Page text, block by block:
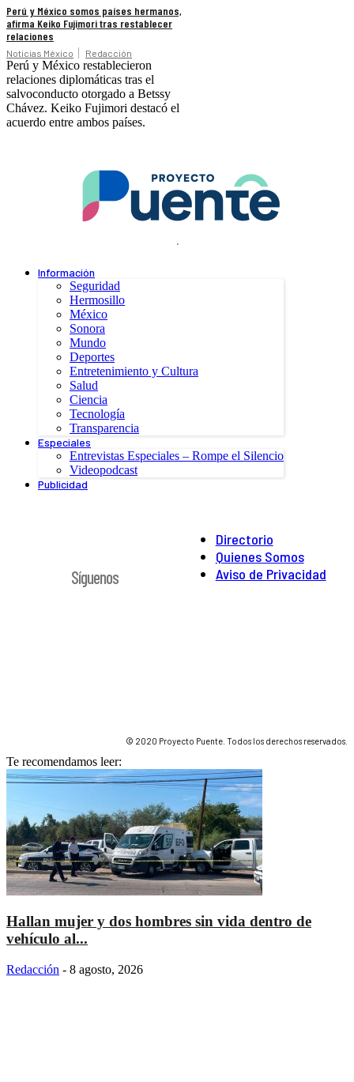
Perú y México somos países hermanos,
afirma Keiko Fujimori tras restablecer
relaciones
Noticias México Redacción
Perú y México restablecieron
relaciones diplomáticas tras el
salvoconducto otorgado a Betssy
Chávez. Keiko Fujimori destacó el
acuerdo entre ambos países.
.
Información
Seguridad
Hermosillo
México
Sonora
Mundo
Deportes
Entretenimiento y Cultura
Salud
Ciencia
Tecnología
Transparencia
Especiales
Entrevistas Especiales – Rompe el Silencio
Videopodcast
Publicidad
Directorio
Quienes Somos
Aviso de Privacidad
Síguenos
© 2020 Proyecto Puente. Todos los derechos reservados.
Te recomendamos leer:
Hallan mujer y dos hombres sin vida dentro de
vehículo al...
Redacción - 8 agosto, 2026